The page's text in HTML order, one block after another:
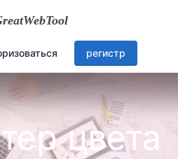
регистр
цвета